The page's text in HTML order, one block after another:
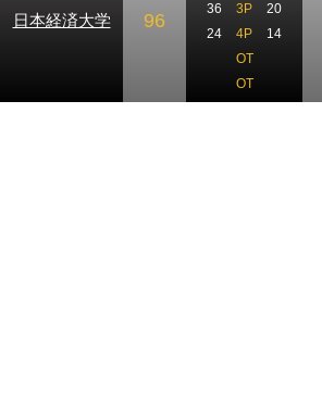
日本経済大学 96
36
3P
20
24
4P
14
OT
OT